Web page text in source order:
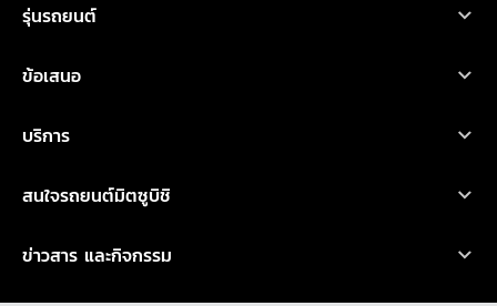
รุ่นรถยนต์
ไทรทัน
เอ็กซ์แพนเดอร์ เอชอีวี ใหม่
ข้อเสนอ
อุปกรณ์ตกแต่ง
คำนวณค่าใช้จ่ายเบื้องต้น
บริการ
น้ำมันเครื่องและเคมีภัณฑ์
สนใจรถยนต์มิตซูบิชิ
ข่าวสาร และกิจกรรม
ข่าวสารล่าสุด